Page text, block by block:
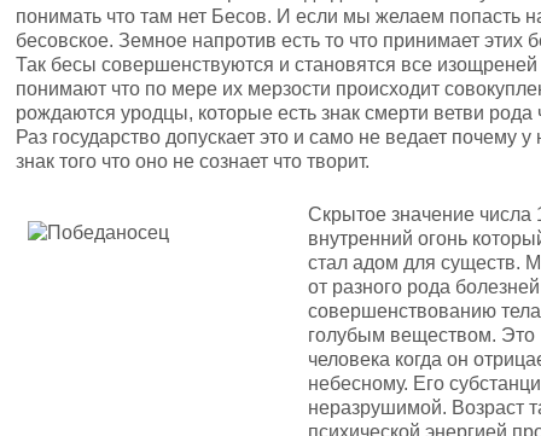
понимать что там нет Бесов. И если мы желаем попасть
бесовское. Земное напротив есть то что принимает этих
Так бесы совершенствуются и становятся все
понимают что по мере их мерзости происходит
рождаются уродцы, которые есть знак смерти ветви
Раз государство допускает это и само не ведает почему
знак того что оно не сознает что творит.
Скрытое значение числа
внутренний огонь
стал адом для существ.
от разного рода
совершенствованию
голубым веществом. Это
человека когда он
небесному. Его
неразрушимой. Возраст
психической энергией